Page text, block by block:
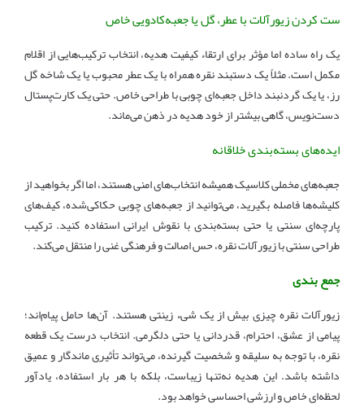
ست کردن زیورآلات با عطر، گل یا جعبه‌کادویی خاص
یک راه ساده اما مؤثر برای ارتقاء کیفیت هدیه، انتخاب ترکیب‌هایی از اقلام
مکمل است. مثلاً یک دستبند نقره همراه با یک عطر محبوب یا یک شاخه گل
رز، یا یک گردنبند داخل جعبه‌ای چوبی با طراحی خاص. حتی یک کارت‌پستال
دست‌نویس، گاهی بیشتر از خود هدیه در ذهن می‌ماند.
ایده‌های بسته‌بندی خلاقانه
جعبه‌های مخملی کلاسیک همیشه انتخاب‌های امنی هستند، اما اگر بخواهید از
کلیشه‌ها فاصله بگیرید، می‌توانید از جعبه‌های چوبی حکاکی‌شده، کیف‌های
پارچه‌ای سنتی یا حتی بسته‌بندی با نقوش ایرانی استفاده کنید. ترکیب
طراحی سنتی با زیورآلات نقره، حس اصالت و فرهنگی غنی را منتقل می‌کند.
جمع بندی
زیورآلات نقره چیزی بیش از یک شیء زینتی هستند. آن‌ها حامل پیام‌اند؛
پیامی از عشق، احترام، قدردانی یا حتی دلگرمی. انتخاب درست یک قطعه
نقره، با توجه به سلیقه و شخصیت گیرنده، می‌تواند تأثیری ماندگار و عمیق
داشته باشد. این هدیه نه‌تنها زیباست، بلکه با هر بار استفاده، یادآور
لحظه‌ای خاص و ارزشی احساسی خواهد بود.